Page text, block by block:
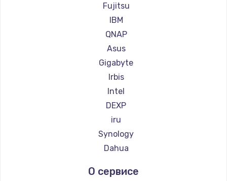
Fujitsu
IBM
QNAP
Asus
Gigabyte
Irbis
Intel
DEXP
iru
Synology
Dahua
О сервисе